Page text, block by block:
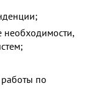
необходимости,
по